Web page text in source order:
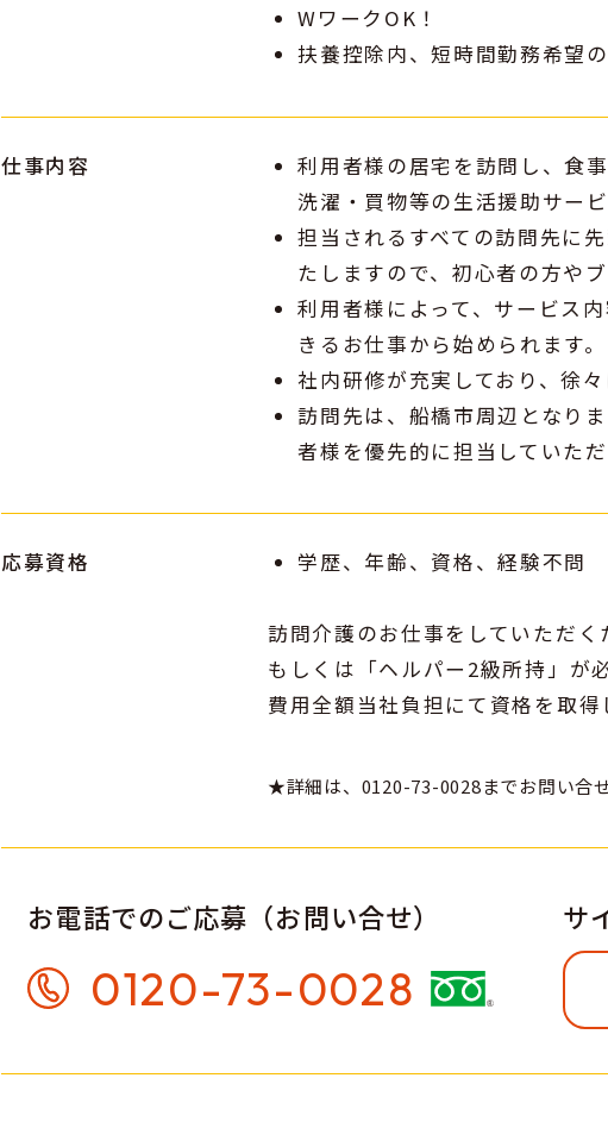
WワークOK！
扶養控除内、短時間勤務希望
仕事内容
利用者様の居宅を訪問し、食
洗濯・買物等の生活援助サービ
担当されるすべての訪問先に
たしますので、初心者の方や
利用者様によって、サービス
きるお仕事から始められます。
社内研修が充実しており、徐
訪問先は、船橋市周辺となり
者様を優先的に担当していただ
応募資格 学歴、年齢、資格、経験不問
訪問介護のお仕事をしていただく
もしくは「ヘルパー2級所持」が
費用全額当社負担にて資格を取得
★詳細は、0120-73-0028までお問い合せ
お電話でのご応募（お問い合せ）
0120-73-0028
サ